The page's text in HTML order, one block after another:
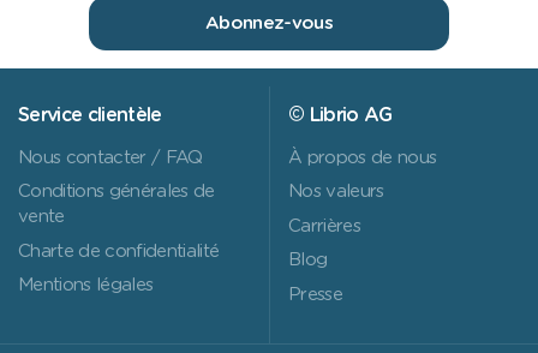
Abonnez-vous
Service clientèle
Nous contacter / FAQ
Conditions générales de
vente
Charte de confidentialité
Mentions légales
© Librio AG
À propos de nous
Nos valeurs
Carrières
Blog
Presse